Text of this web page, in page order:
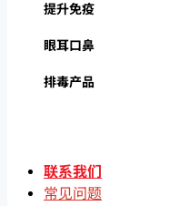
提升免疫
眼耳口鼻
排毒产品
联系我们
常见问题